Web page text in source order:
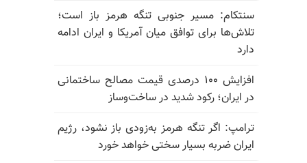
سنتکام: مسیر جنوبی تنگه هرمز باز است؛
تلاش‌ها برای توافق میان آمریکا و ایران ادامه
دارد
افزایش ۱۰۰ درصدی قیمت مصالح ساختمانی
در ایران؛ رکود شدید در ساخت‌وساز
ترامپ: اگر تنگه هرمز به‌زودی باز نشود، رژیم
ایران ضربه بسیار سختی خواهد خورد